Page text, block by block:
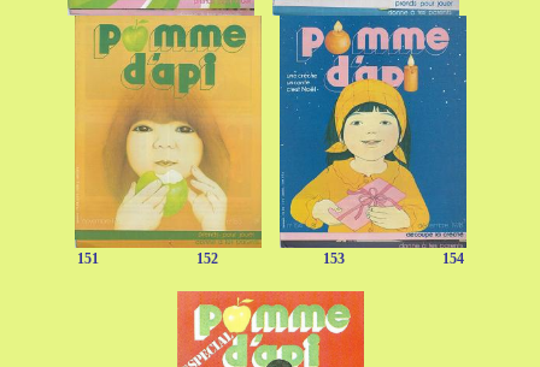
151 152 153 154